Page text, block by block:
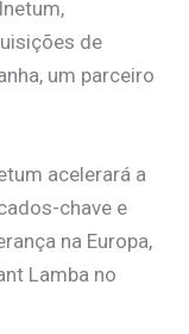
de
um parceiro
acelerará a
chave e
na Europa,
Lamba no